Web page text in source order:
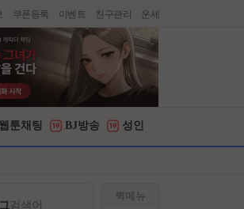
쿠폰등록 이벤트 친구관리 운세
퀵메뉴
웹툰채팅 BJ방송 성인
검색어